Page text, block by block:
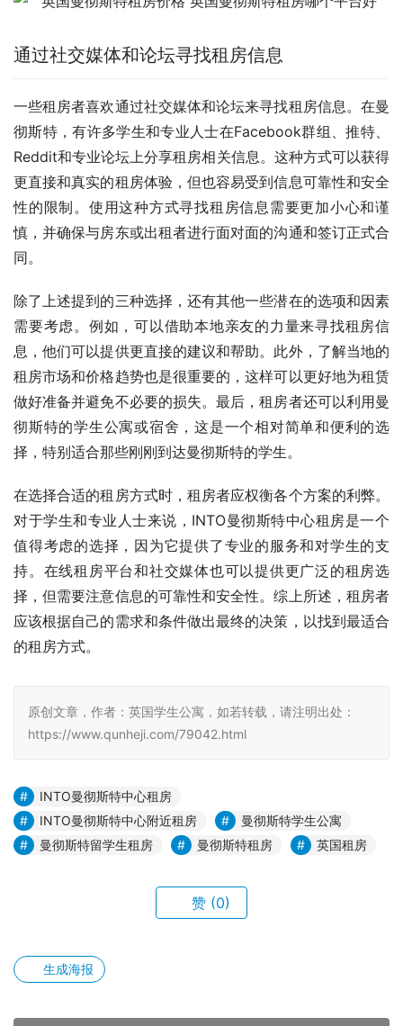
通过社交媒体和论坛寻找租房信息
一些租房者喜欢通过社交媒体和论坛来寻找租房信息。在曼
彻斯特，有许多学生和专业人士在Facebook群组、推特、
Reddit和专业论坛上分享租房相关信息。这种方式可以获得
更直接和真实的租房体验，但也容易受到信息可靠性和安全
性的限制。使用这种方式寻找租房信息需要更加小心和谨
慎，并确保与房东或出租者进行面对面的沟通和签订正式合
同。
除了上述提到的三种选择，还有其他一些潜在的选项和因素
需要考虑。例如，可以借助本地亲友的力量来寻找租房信
息，他们可以提供更直接的建议和帮助。此外，了解当地的
租房市场和价格趋势也是很重要的，这样可以更好地为租赁
做好准备并避免不必要的损失。最后，租房者还可以利用曼
彻斯特的学生公寓或宿舍，这是一个相对简单和便利的选
择，特别适合那些刚刚到达曼彻斯特的学生。
在选择合适的租房方式时，租房者应权衡各个方案的利弊。
对于学生和专业人士来说，INTO曼彻斯特中心租房是一个
值得考虑的选择，因为它提供了专业的服务和对学生的支
持。在线租房平台和社交媒体也可以提供更广泛的租房选
择，但需要注意信息的可靠性和安全性。综上所述，租房者
应该根据自己的需求和条件做出最终的决策，以找到最适合
的租房方式。
原创文章，作者：英国学生公寓，如若转载，请注明出处：
https://www.qunheji.com/79042.html
INTO曼彻斯特中心租房
INTO曼彻斯特中心附近租房
曼彻斯特学生公寓
曼彻斯特留学生租房
曼彻斯特租房 英国租房
赞 (0)
生成海报